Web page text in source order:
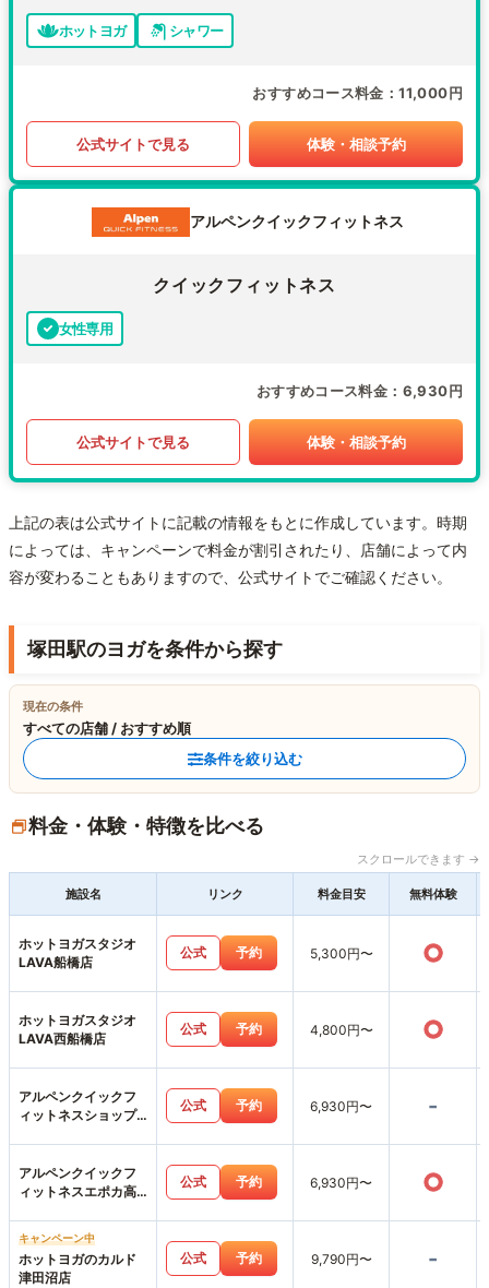
ホットヨガ シャワー
おすすめコース料金 11,000円
公式サイトで見る 体験・相談予約
アルペンクイックフィットネス
クイックフィットネス
女性専用
おすすめコース料金 6,930円
公式サイトで見る 体験・相談予約
上記の表は公式サイトに記載の情報をもとに作成しています。時期
によっては、キャンペーンで料金が割引されたり、店舗によって内
容が変わることもありますので、公式サイトでご確認ください。
塚田駅のヨガを条件から探す
現在の条件
すべての店舗 / おすすめ順
条件を絞り込む
料金・体験・特徴を比べる
スクロールできます →
施設名 リンク 料金目安 無料体験
ホットヨガスタジオ
LAVA船橋店
公式 予約 5,300円〜 ○
ホットヨガスタジオ
LAVA西船橋店
公式 予約 4,800円〜 ○
アルペンクイックフ
ィットネスショップ
公式 予約 6,930円〜 -
アルペンクイックフ
ィットネスエポカ高
公式 予約 6,930円〜 ○
キャンペーン中
ホットヨガのカルド
津田沼店
公式 予約 9,790円〜 -